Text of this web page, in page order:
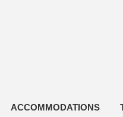
ACCOMMODATIONS